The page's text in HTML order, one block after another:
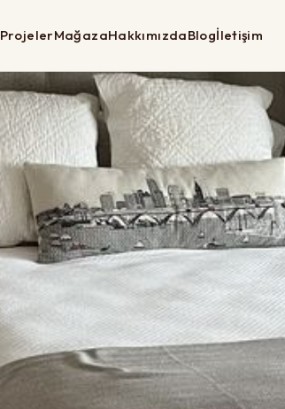
ProjelerMağazaHakkımızdaBlogİletişim